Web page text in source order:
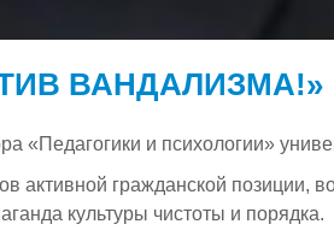
ВАНДАЛИЗМА!»
«Педагогики и психологии»
активной гражданской позиции,
культуры чистоты и порядка.